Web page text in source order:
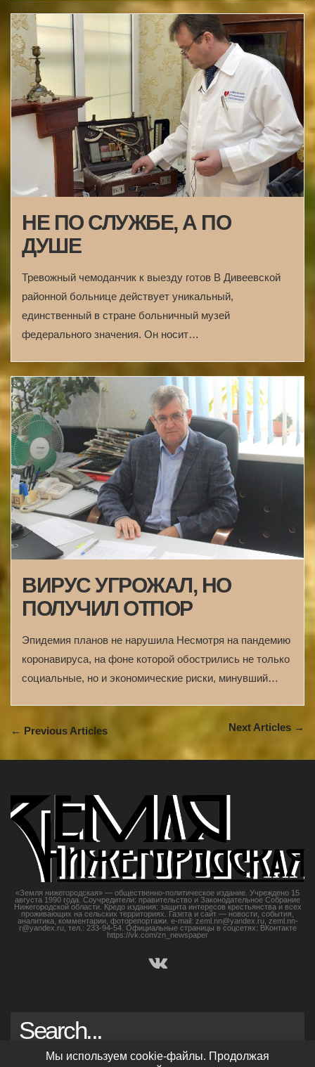
НЕ ПО СЛУЖБЕ, А ПО
ДУШЕ
Тревожный чемоданчик к выезду готов В Дивеевской
районной больнице действует уникальный,
единственный в стране больничный музей
федерального значения. Он носит…
ВИРУС УГРОЖАЛ, НО
ПОЛУЧИЛ ОТПОР
Эпидемия планов не нарушила Несмотря на пандемию
коронавируса, на фоне которой обострились не только
социальные, но и экономические риски, минувший…
← Previous Articles Next Articles →
«Земля нижегородская» — общественно-политическое издание. Учреждено 15
августа 1990 года. Соучредители: правительство и Законодательное Собрание
Нижегородской области. Кредо издания: защита интересов крестьянства и всех
проживающих на сельских территориях. Газета и сайт — новости, события,
аналитика, комментарии, фоторепортажи. e-mail: zeml.nn@yandex.ru, zeml.nn-
r@yandex.ru, тел.: 233-94-54. Официальные страницы в соцсетях: ВКонтакте
https://vk.com/zn_newspaper
Политика конфиденциальности
Мы используем cookie-файлы. Продолжая